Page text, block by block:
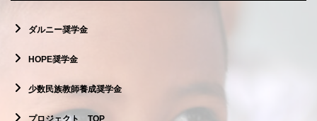
ダルニー奨学金
HOPE奨学金
少数民族教師養成奨学金
プロジェクト TOP